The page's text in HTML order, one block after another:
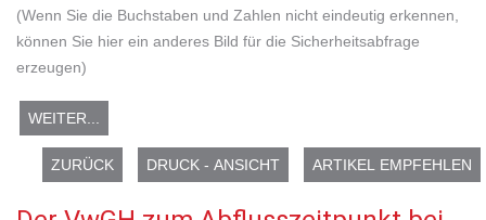
(Wenn Sie die Buchstaben und Zahlen nicht eindeutig erkennen,
können Sie hier ein anderes Bild für die Sicherheitsabfrage
erzeugen)
ZURÜCK DRUCK - ANSICHT ARTIKEL EMPFEHLEN